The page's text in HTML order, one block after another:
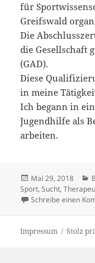
für
Greifswald
Die
die Gesellschaft
(GAD).
Diese
in meine
Ich begann in
Jugendhilfe als
arbeiten.
Veröffentlicht
am
Mai 29, 2018
Sport,Sucht,
Schreibe einen
Impressum Stolz